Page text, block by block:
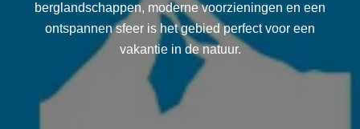
berglandschappen, moderne voorzieningen en een
ontspannen sfeer is het gebied perfect voor een
vakantie in de natuur.